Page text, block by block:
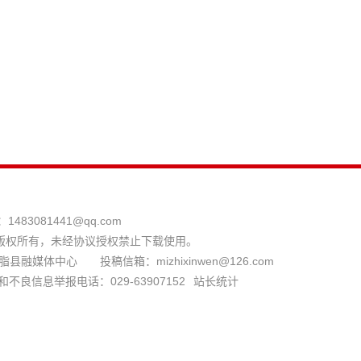
1483081441@qq.com
所有，未经协议授权禁止下载使用。
县融媒体中心 投稿信箱：mizhixinwen@126.com
不良信息举报电话：029-63907152
站长统计